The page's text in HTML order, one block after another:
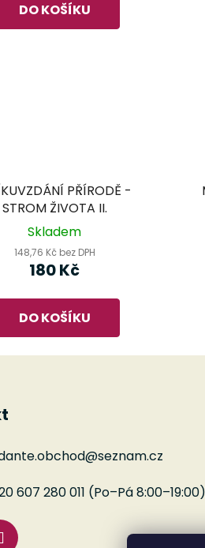
DO KOŠÍKU
PŘÍRODĚ -
STROM ŽIVOTA II.
Skladem
148,76 Kč bez DPH
180 Kč
DO KOŠÍKU
@seznam.cz
607 280 011 (Po–Pá 8:00–19:00)